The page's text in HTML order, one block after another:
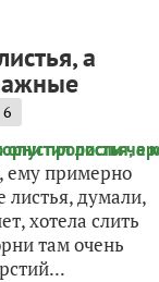
а
6
ему примерно
листья, думали,
хотела слить
там очень